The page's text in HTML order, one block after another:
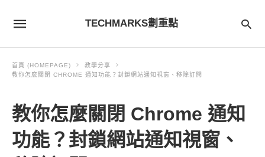
TECHMARKS劃重點
首頁 (HOMEPAGE)
教學分享
教你怎麼關閉 CHROME 通知功能？封鎖網站通知視窗、移除訂閱
教你怎麼關閉 Chrome 通知
功能？封鎖網站通知視窗、